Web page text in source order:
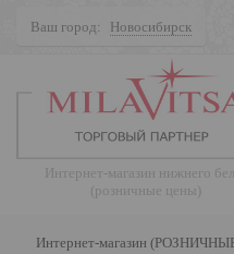
Ваш город: Новосибирск
Интернет-магазин нижнего
(розничные цены)
Интернет-магазин